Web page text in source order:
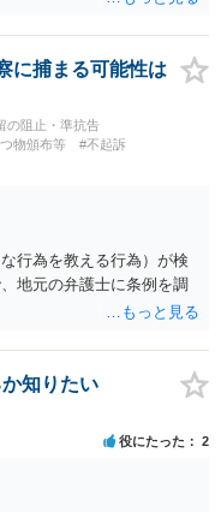
に捕まる可能性は
の阻止・準抗告
物頒布等 #不起訴
行為を教える行為）が検
地元の弁護士に条例を調
知りたい
役にたった 2